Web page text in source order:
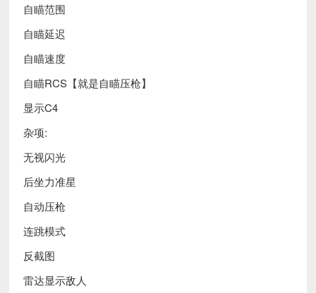
自瞄范围
自瞄延迟
自瞄速度
自瞄RCS【就是自瞄压枪】
显示C4
杂项:
无视闪光
后坐力准星
自动压枪
连跳模式
反截图
雷达显示敌人